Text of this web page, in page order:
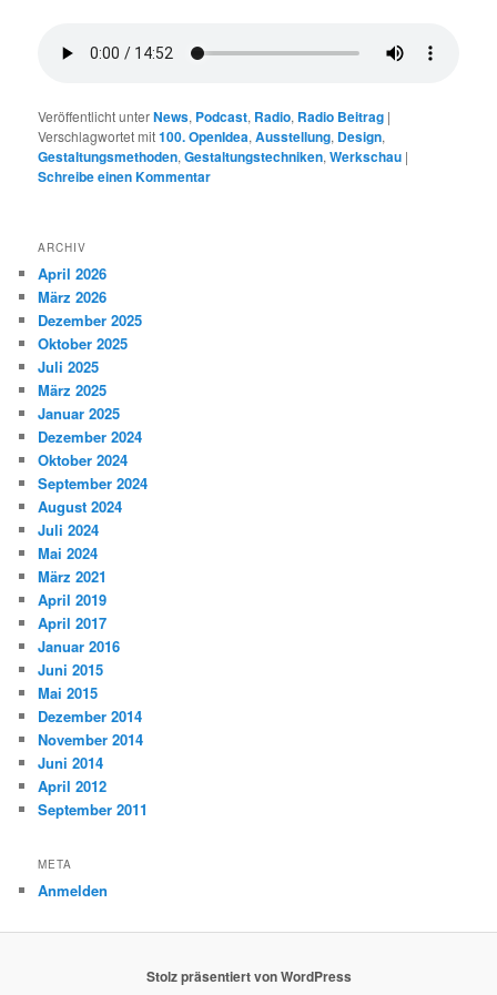
Veröffentlicht unterNews, Podcast, Radio, Radio Beitrag |
Verschlagwortet mit100. OpenIdea,Ausstellung, Design,
Gestaltungsmethoden,Gestaltungstechniken,Werkschau |
Schreibe einen Kommentar
ARCHIV
April 2026
März 2026
Dezember 2025
Oktober 2025
Juli 2025
März 2025
Januar 2025
Dezember 2024
Oktober 2024
September 2024
August 2024
Juli 2024
Mai 2024
März 2021
April 2019
April 2017
Januar 2016
Juni 2015
Mai 2015
Dezember 2014
November 2014
Juni 2014
April 2012
September 2011
META
Anmelden
Stolz präsentiert von WordPress